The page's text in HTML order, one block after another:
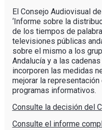
El Consejo Audiovisual
‘Informe sobre la
de los tiempos de
televisiones públicas
sobre el mismo a los
Andalucía y a las
incorporen las medidas
mejorar la
programas informativos.
Consulte la decisión del
Consulte el informe